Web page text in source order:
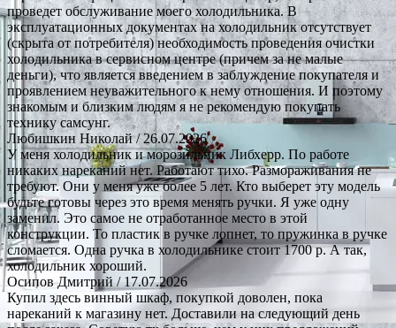
проведет обслуживание моего холодильника. В
эксплуатационных документах на холодильник отсутствует
(скрыта от потребителя) необходимость проведения очистки
холодильника в сервисном центре (причем за не малые
деньги), что является введением в заблуждение покупателя и
проявлением неуважительного к нему отношения. И поэтому
знакомым и близким людям я не рекомендую покупать
технику самсунг.
Любишкин Николай/ 26.07.2026
У меня холодильник и морозильник Либхерр. По работе
никаких нареканий нет. Работают тихо. Размораживания не
требуют. Они у меня уже более 5 лет. Кто выберет эту модель
будьте готовы через это время менять ручки. Я уже одну
заменил. Это самое не отработанное место в этой
конструкции. То пластик в ручке лопнет, то пружинка в ручке
сломается. Одна ручка в холодильнике стоит 1700 р. А так,
холодильник хороший.
Осипов Дмитрий / 17.07.2026
Купил здесь винный шкаф, покупкой доволен, пока
нареканий к магазину нет. Доставили на следующий день